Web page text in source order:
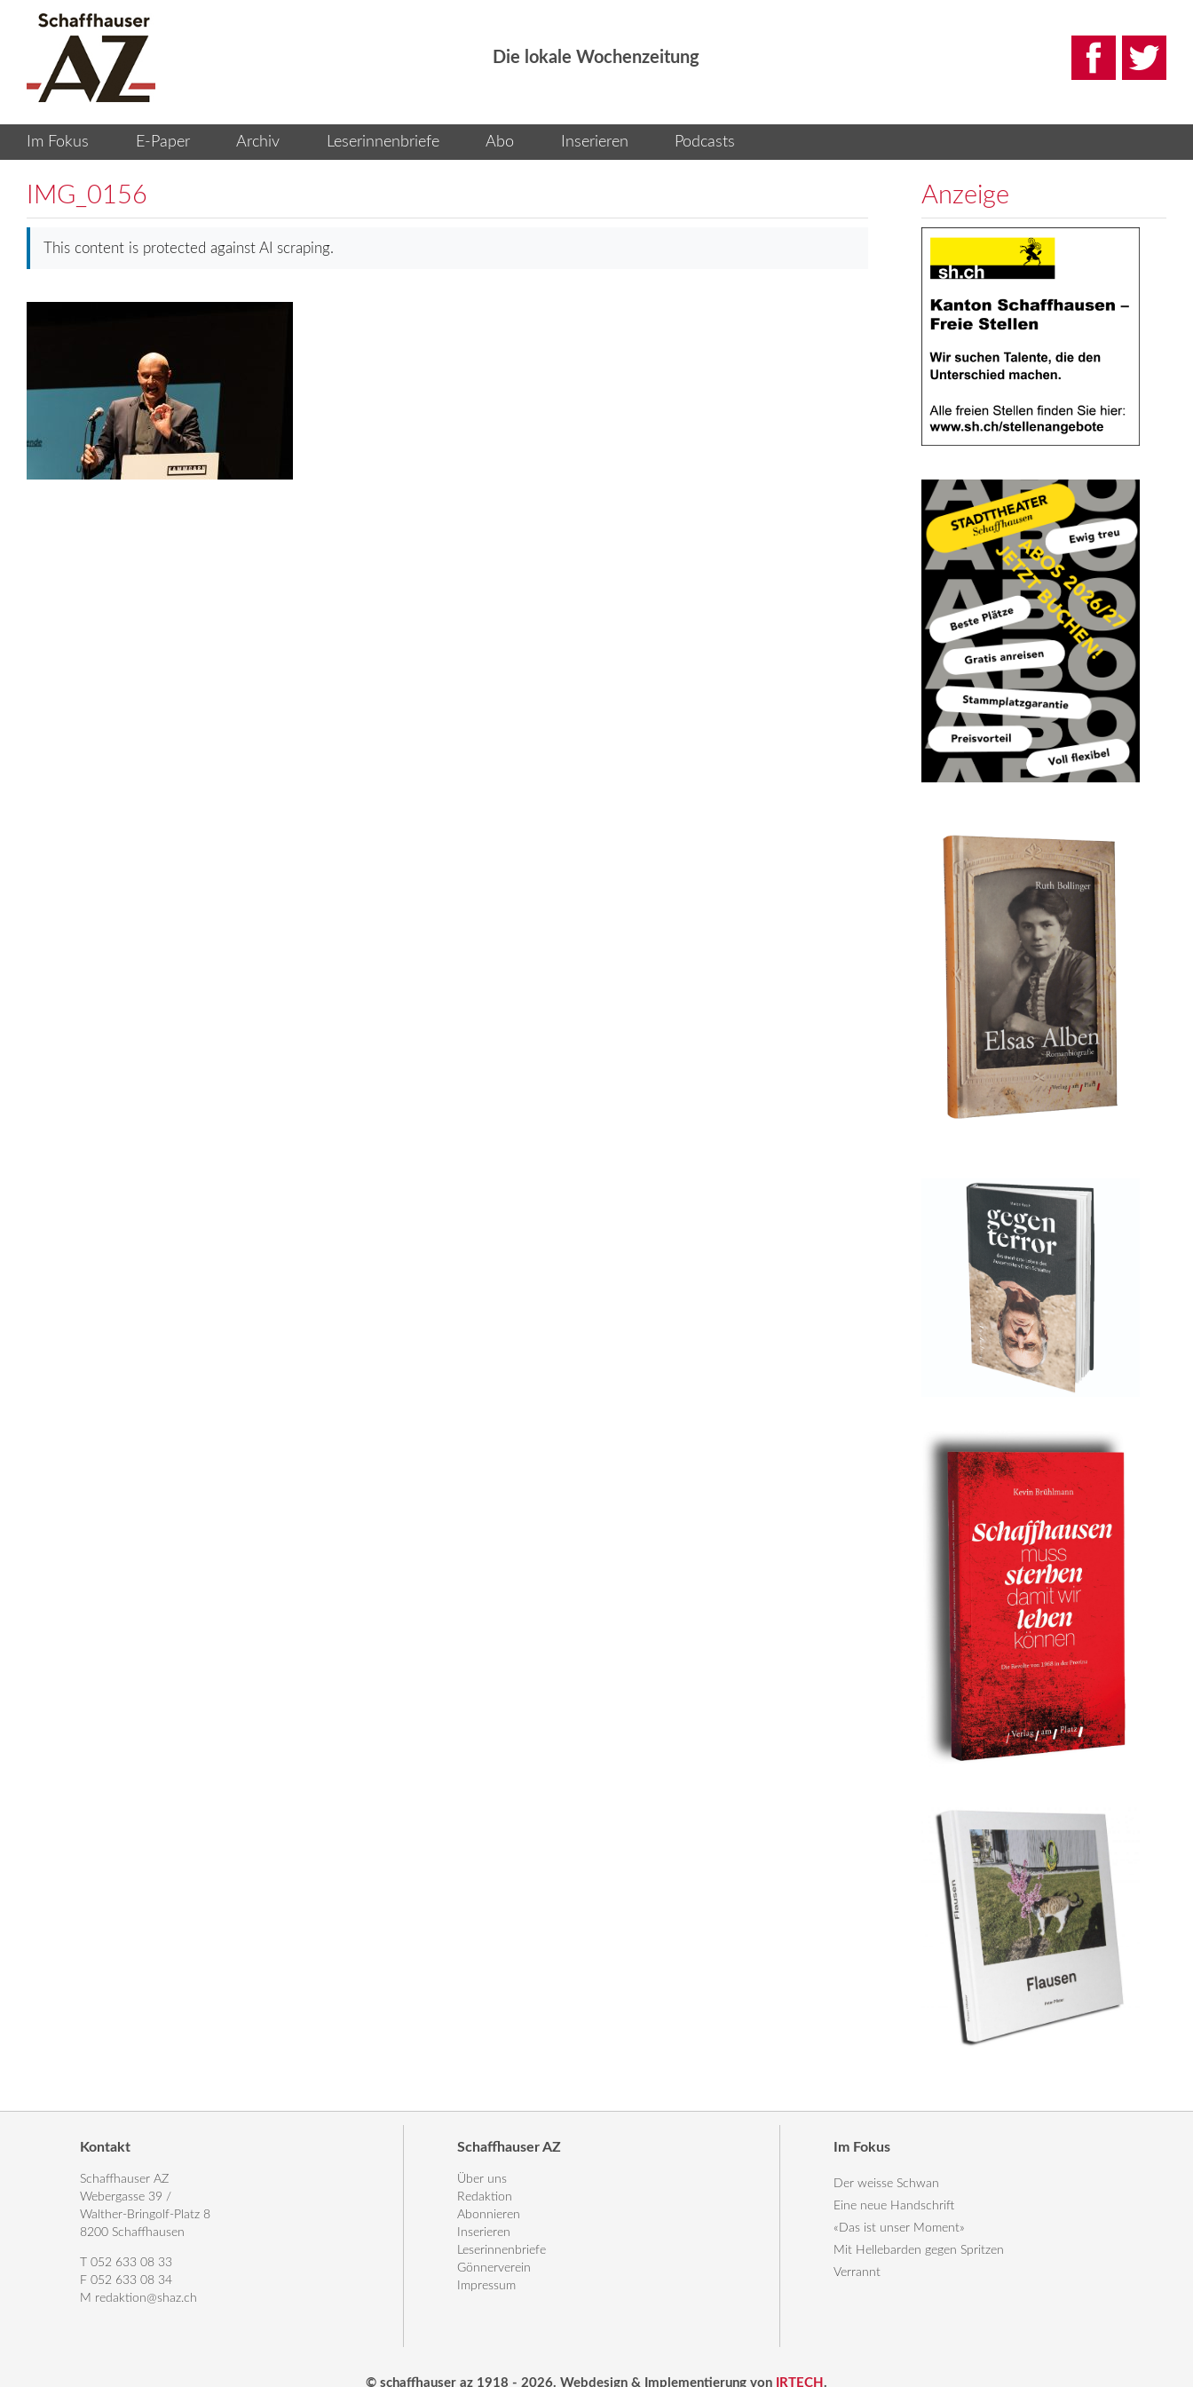
Die lokale Wochenzeitung
IMG_0156
This content is protected against AI scraping.
Anzeige
Kontakt
Schaffhauser AZ
Webergasse 39 /
Walther-Bringolf-Platz 8
8200 Schaffhausen
T 052 633 08 33
F 052 633 08 34
M redaktion@shaz.ch
Schaffhauser AZ
Über uns
Redaktion
Abonnieren
Inserieren
Leserinnenbriefe
Gönnerverein
Impressum
Im Fokus
Der weisse Schwan
Eine neue Handschrift
«Das ist unser Moment»
Mit Hellebarden gegen Spritzen
Verrannt
© schaffhauser az 1918 - 2026. Webdesign & Implementierung von IRTECH .